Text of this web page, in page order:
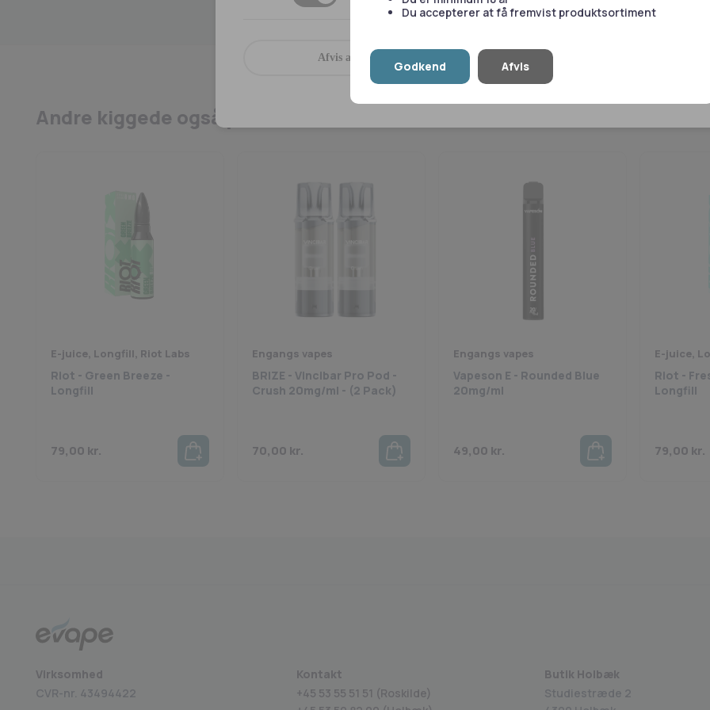
Du accepterer at få fremvist produktsortiment
Godkend Afvis
Flaske:Praktisk 60 ml
Anvendelse:
Perfekt til daglig brug for
tilfredsstiller lysten til en
dampoplevelse, der bringer
4 stk. 10 ml.
1 stk. 10 ml. 18mg
2 stk. 10 ml.
3 stk. 10 ml. 18mg
Se flere varianter fra Norse
Andre kiggede også på
E-juice, Longfill, Riot Labs
Riot - Green Breeze -
Longfill
79,00 kr.
Engangs vapes
BRIZE - Vincibar Pro Pod -
Crush 20mg/ml - (2 Pack)
70,00 kr.
Engangs vapes
Vapeson E - Rounded Blue
20mg/ml
49,00 kr.
E-juice,
Riot -
Longfill
79,00 kr.
Virksomhed
CVR-nr. 43494422
Kontakt
+45 53 55 51 51 (Roskilde)
Butik Holbæk
Studiestræde 2
Tillad valgte
Afvis alle